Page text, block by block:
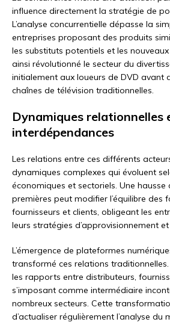
influence directement la stratégie de
L’analyse concurrentielle dépasse la
entreprises proposant des produits
les substituts potentiels et les
ainsi révolutionné le secteur du
initialement aux loueurs de DVD avant
chaînes de télévision traditionnelles.
Dynamiques relationnelles
interdépendances
Les relations entre ces différents
dynamiques complexes qui évoluent
économiques et sectoriels. Une
premières peut modifier l’équilibre des
fournisseurs et clients, obligeant les
leurs stratégies d’approvisionnement
L’émergence de plateformes
transformé ces relations
les rapports entre distributeurs,
s’imposant comme intermédiaire
nombreux secteurs. Cette
d’actualiser régulièrement l’analyse du